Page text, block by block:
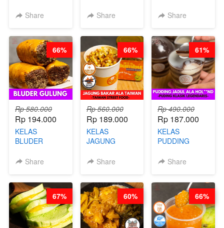
SOP KALDU
CHEF
STEPHANIE
Share
ALA PRI*NG*N
Share
VIRAL ALA
STEPHANIE
Share
Rp 580.000
Rp 194.000
KELAS
BLUDER
CHEF DITA
Share
66%
Rp 560.000
Rp 189.000
KELAS
JAGUNG
TAIWAN -
FOOD- BY
CHEF
STEPHANIE
Share
66%
Rp 490.000
Rp 187.000
KELAS
PUDDING
HOL**ND -
LEGENDARIS -
BY CHEF DITA
Share
61%
67% 60% 66%